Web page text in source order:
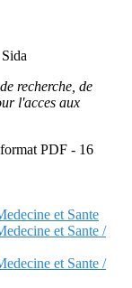
recherche, de
l'acces aux
PDF - 16
et Sante
et Sante /
et Sante /